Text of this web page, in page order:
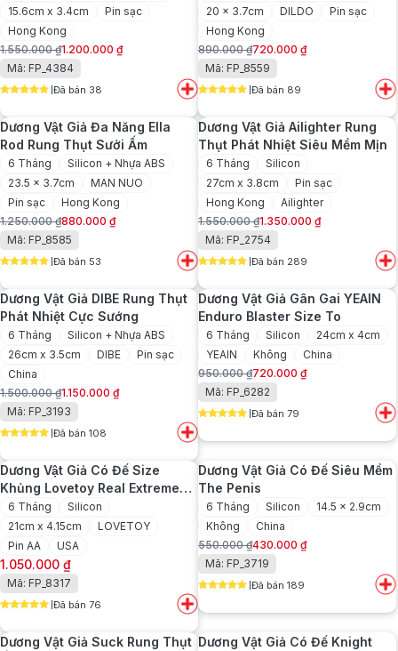
15.6cm x 3.4cm
Pin sạc
Hong Kong
1.550.000₫
Giá
gốc
là:
1.550.000 ₫.
1.200.000 ₫
Giá
hiện
tại
là:
1.200.000 ₫.
Mã: FP_4384
Đã bán 38
20 x 3.7cm
DILDO
Pin sạc
Hong Kong
890.000₫
Giá
gốc
là:
890.000 ₫.
720.000 ₫
Giá
hiện
tại
là:
720.000 ₫.
Mã: FP_8559
Đã bán 89
Dương Vật Giả Đa Năng Ella
Rod Rung Thụt Sưởi Ấm
6 Tháng
Silicon + Nhựa ABS
23.5 x 3.7cm
MAN NUO
Pin sạc
Hong Kong
1.250.000₫
Giá
gốc
là:
1.250.000 ₫.
880.000 ₫
Giá
hiện
tại
là:
880.000 ₫.
Mã: FP_8585
Đã bán 53
Dương Vật Giả Ailighter Rung
Thụt Phát Nhiệt Siêu Mềm Mịn
6 Tháng
Silicon
27cm x 3.8cm
Pin sạc
Hong Kong
Ailighter
1.550.000₫
Giá
gốc
là:
1.550.000 ₫.
1.350.000 ₫
Giá
hiện
tại
là:
1.350.000 ₫.
Mã: FP_2754
Đã bán 289
Dương Vật Giả DIBE Rung Thụt
Phát Nhiệt Cực Sướng
6 Tháng
Silicon + Nhựa ABS
26cm x 3.5cm
DIBE
Pin sạc
China
1.500.000₫
Giá
gốc
là:
1.500.000 ₫.
1.150.000 ₫
Giá
hiện
tại
là:
1.150.000 ₫.
Mã: FP_3193
Đã bán 108
Dương Vật Giả Gân Gai YEAIN
Enduro Blaster Size To
6 Tháng Silicon
24cm x 4cm
YEAIN
Không
China
950.000₫
Giá
gốc
là:
950.000 ₫.
720.000 ₫
Giá
hiện
tại
là:
720.000 ₫.
Mã: FP_6282
Đã bán 79
Dương Vật Giả Có Đế Size
Khủng Lovetoy Real Extreme
8.5inch Có Rung
6 Tháng
Silicon
21cm x 4.15cm
LOVETOY
Pin AA
USA
1.050.000 ₫
Mã: FP_8317
Đã bán 76
Dương Vật Giả Có Đế Siêu Mềm
The Penis
6 Tháng Silicon
14.5 x 2.9cm
Không
China
550.000₫
Giá
gốc
là:
550.000 ₫.
430.000 ₫
Giá
hiện
tại
là:
430.000 ₫.
Mã: FP_3719
Đã bán 189
Dương Vật Giả Suck Rung Thụt Dương Vật Giả Có Đế Knight